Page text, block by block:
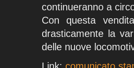
continueranno a
Con questa
drasticamente la
delle nuove